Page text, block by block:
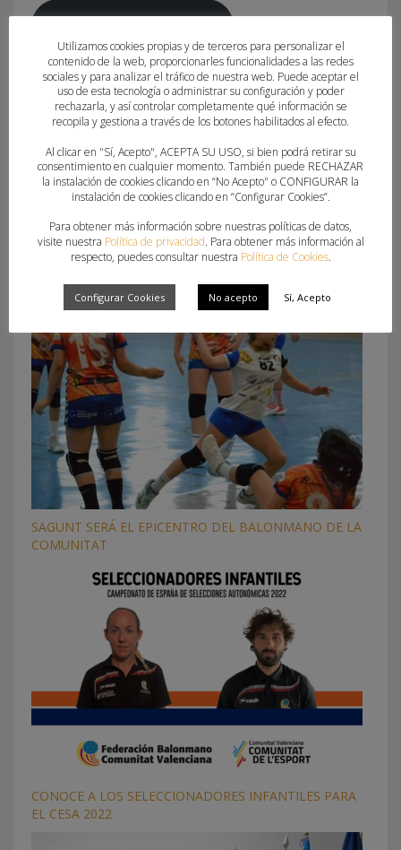
JUVENIL MASCULINA
What you can read next
SAGUNT SERÁ EL EPICENTRO DEL BALONMANO DE LA
COMUNITAT
CONOCE A LOS SELECCIONADORES INFANTILES PARA
EL CESA 2022
Utilizamos cookies propias y de terceros para personalizar el
contenido de la web, proporcionarles funcionalidades a las redes
sociales y para analizar el tráfico de nuestra web. Puede aceptar el
uso de esta tecnología o administrar su configuración y poder
rechazarla, y así controlar completamente qué información se
recopila y gestiona a través de los botones habilitados al efecto.
Al clicar en "Sí, Acepto", ACEPTA SU USO, si bien podrá retirar su
consentimiento en cualquier momento. También puede RECHAZAR
la instalación de cookies clicando en “No Acepto" o CONFIGURAR la
instalación de cookies clicando en “Configurar Cookies”.
Para obtener más información sobre nuestras políticas de datos,
visite nuestra Política de privacidad. Para obtener más información al
respecto, puedes consultar nuestra Política de Cookies.
Configurar Cookies No acepto Sí, Acepto